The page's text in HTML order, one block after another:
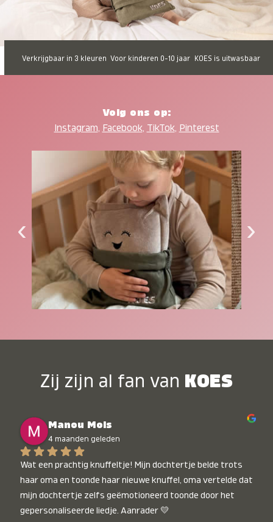
Verkrijgbaar in 3 kleuren Voor kinderen 0-10 jaar KOES is uitwasbaar
Volg ons op:
Instagram, Facebook, TikTok, Pinterest
‹ ›
Zij zijn al fan van KOES
Manou Mols
4 maanden geleden
Wat een prachtig knuffeltje! Mijn dochtertje belde trots
haar oma en toonde haar nieuwe knuffel, oma vertelde dat
mijn dochtertje zelfs geëmotioneerd toonde door het
gepersonaliseerde liedje. Aanrader 💛